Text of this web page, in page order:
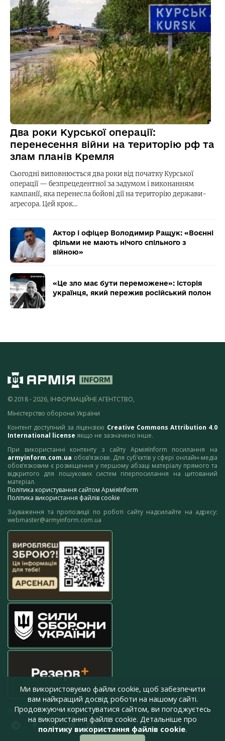
Два роки Курської операції:
перенесення війни на територію рф та
злам планів Кремля
Сьогодні виповнюється два роки від початку Курської
операції — безпрецедентної за задумом і виконанням
кампанії, яка перенесла бойові дії на територію держави-
агресора. Цей крок…
Актор і офіцер Володимир Ращук: «Воєнні
фільми не мають нічого спільного з
війною»
«Це зло має бути переможене»: історія
українця, який пережив російський полон
© 2018 - 2026, ІНФОРМАЦІЙНЕ АГЕНТСТВО,
Міністерство оборони України
Контент доступний за ліцензією Creative Commons Attribution 4.0
International license якщо не зазначено інше.
При використанні контенту з сайту АрміяInform посилання на
armyinform.com.ua обов’язкове. Для суб’єктів у сфері онлайн-медіа
обов’язковим є розміщення у першому абзаці матеріалу прямого та
відкритого для пошукових систем гіперпосилання на цитований
матеріал.
Політика користування сайтом АрміяInform
Політика використання файлів cookie
Зауваження та пропозиції по роботі сайту надсилайте на адресу:
webmaster@armyinform.com.ua
press@armyinform.com.ua
Ми використовуємо файли cookie, щоб забезпечити
вам найкращий досвід роботи на нашому сайті.
Продовжуючи користуватися сайтом, ви погоджуєтесь
на використання файлів cookie. Детальніше про
політику використання файлів cookie.